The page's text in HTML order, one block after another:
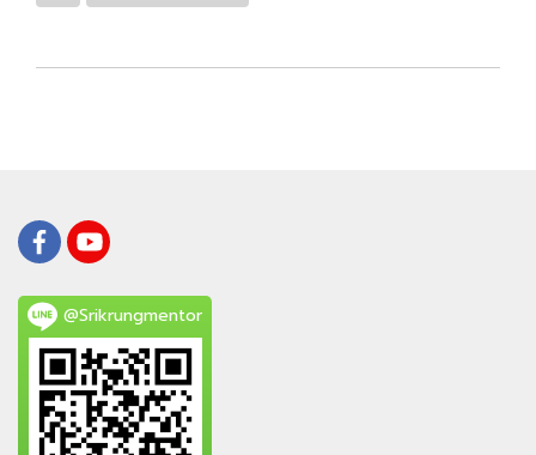
@Srikrungmentor